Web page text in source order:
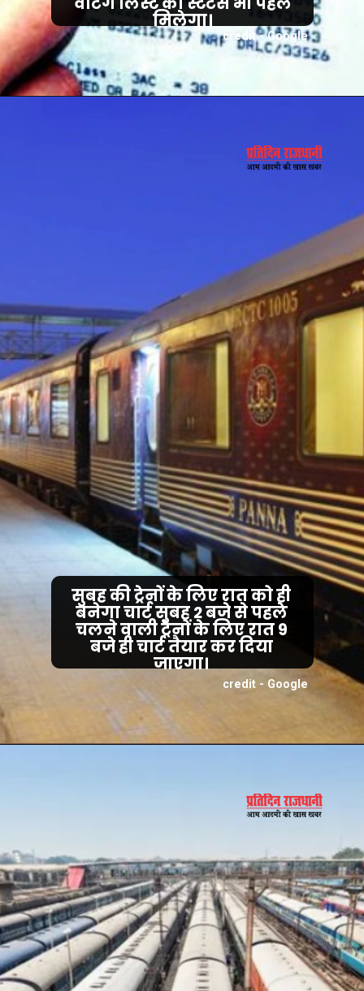
credit - Google
मिलेगा।
credit - Google
सुबह की ट्रेनों के लिए रात को ही
बनेगा चार्ट सुबह 2 बजे से पहले
चलने वाली ट्रेनों के लिए रात 9
बजे ही चार्ट तैयार कर दिया
जाएगा।